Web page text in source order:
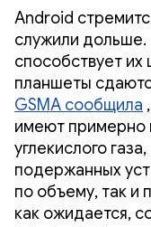
Android
служили дольше.
способствует
планшеты
GSMA сообщила
имеют примерно
углекислого
подержанных
по объему, так и
как ожидается,